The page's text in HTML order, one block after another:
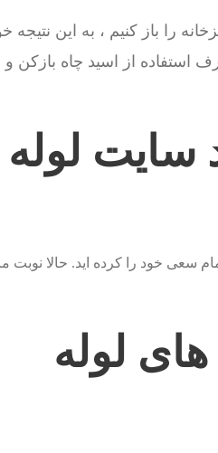
را باز کنیم ، به این نتیجه
استفاده از اسید چاه بازکن
سایت لوله
سعی خود را کرده اید. حالا نوبت
لوله